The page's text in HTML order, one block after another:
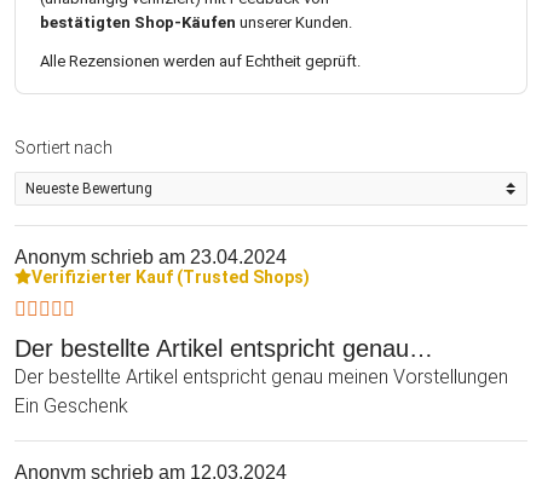
bestätigten Shop-Käufen unserer Kunden.
Alle Rezensionen werden auf Echtheit geprüft.
Sortiert nach
Anonym schrieb am 23.04.2024
Verifizierter Kauf (Trusted Shops)
Der bestellte Artikel entspricht genau…
Der bestellte Artikel entspricht genau meinen Vorstellungen
Ein Geschenk
Anonym schrieb am 12.03.2024